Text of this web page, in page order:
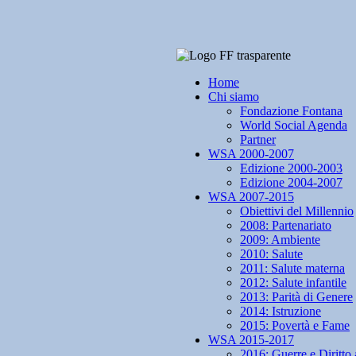
Home
Chi siamo
Fondazione Fontana
World Social Agenda
Partner
WSA 2000-2007
Edizione 2000-2003
Edizione 2004-2007
WSA 2007-2015
Obiettivi del Millennio
2008: Partenariato
2009: Ambiente
2010: Salute
2011: Salute materna
2012: Salute infantile
2013: Parità di Genere
2014: Istruzione
2015: Povertà e Fame
WSA 2015-2017